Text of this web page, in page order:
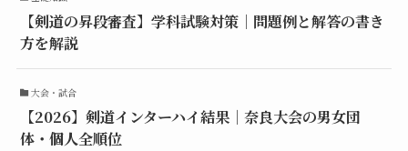
【剣道の昇段審査】学科試験対策｜問題例と解答の書き
方を解説
大会・試合
【2026】剣道インターハイ結果｜奈良大会の男女団
体・個人全順位